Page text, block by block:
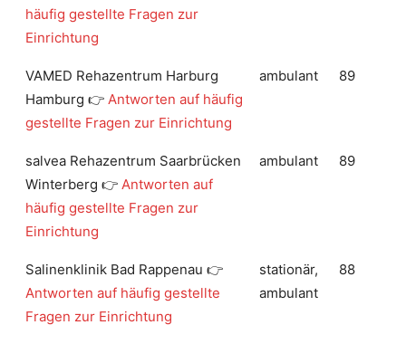
häufig gestellte Fragen zur
Einrichtung
VAMED Rehazentrum Harburg
Hamburg 👉 Antworten auf häufig
gestellte Fragen zur Einrichtung
ambulant 89
salvea Rehazentrum Saarbrücken
Winterberg 👉 Antworten auf
häufig gestellte Fragen zur
Einrichtung
ambulant 89
Salinenklinik Bad Rappenau 👉
Antworten auf häufig gestellte
Fragen zur Einrichtung
stationär,
ambulant
88